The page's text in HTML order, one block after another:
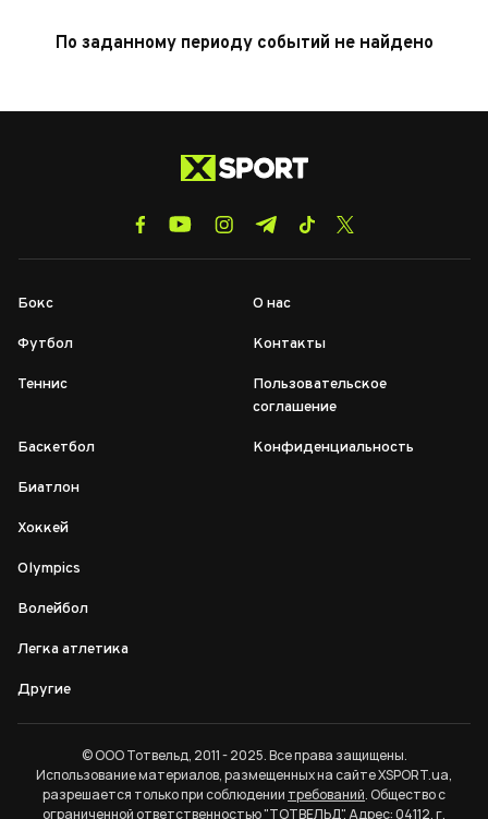
По заданному периоду событий не найдено
Бокс
Футбол
Теннис
Баскетбол
Биатлон
Хоккей
Olympics
Волейбол
Легка атлетика
Другие
О нас
Контакты
Пользовательское
соглашение
Конфиденциальность
© ООО Тотвельд, 2011 - 2025. Все права защищены.
Использование материалов, размещенных на сайте XSPORT.ua,
разрешается только при соблюдении требований. Общество с
ограниченной ответственностью "ТОТВЕЛЬД". Адрес: 04112, г.